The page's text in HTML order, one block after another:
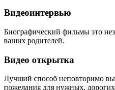
Видеоинтервью
Биографический фильмы это
ваших родителей.
Видео открытка
Лучший способ неповторимо
пожелания для нужных,